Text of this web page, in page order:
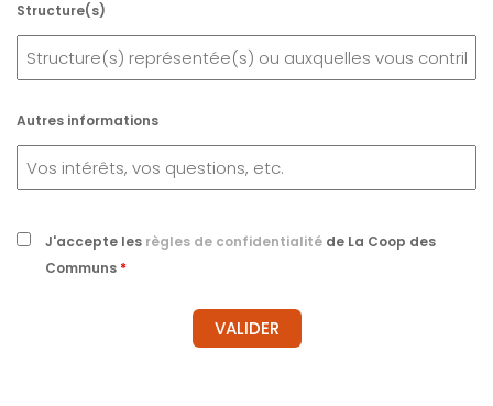
Structure(s)
Autres informations
J'accepte les règles de confidentialité de La Coop des
Communs *